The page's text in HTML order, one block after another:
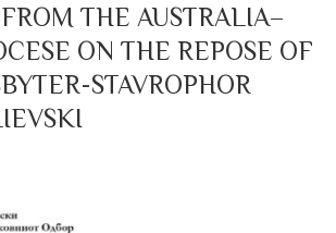
THE AUSTRALIA–
ON THE REPOSE OF
STAVROPHOR